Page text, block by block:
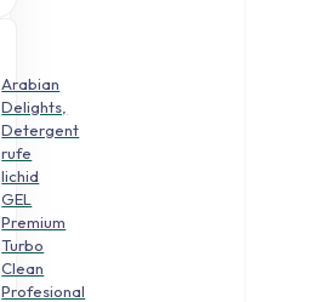
Arabian
Delights,
Detergent
rufe
lichid
GEL
Premium
Turbo
Clean
Profesional